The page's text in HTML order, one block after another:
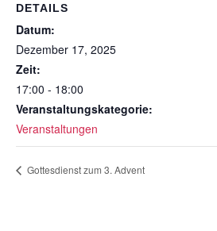
DETAILS
Datum:
Dezember 17, 2025
Zeit:
17:00 - 18:00
Veranstaltungskategorie:
Veranstaltungen
Gottesdienst zum 3. Advent